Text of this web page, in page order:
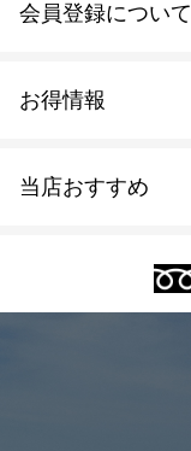
当店おすすめ
式部の香りシリーズ
お得情報
会員登録について
会員規約について